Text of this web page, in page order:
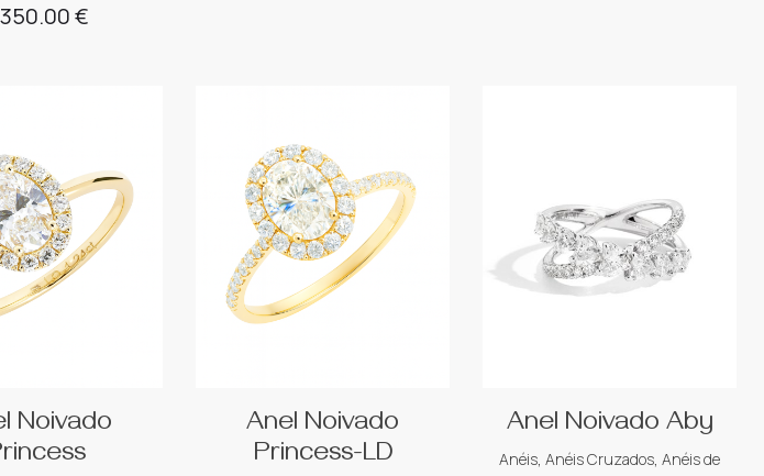
€
Noivado
Anel Noivado
Princess-LD
Anel Noivado Aby
Anéis, Anéis Cruzados, Anéis de